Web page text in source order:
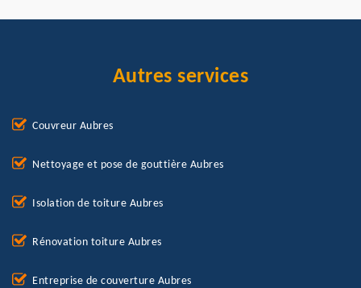
Autres services
Couvreur Aubres
Nettoyage et pose de gouttière Aubres
Isolation de toiture Aubres
Rénovation toiture Aubres
Entreprise de couverture Aubres